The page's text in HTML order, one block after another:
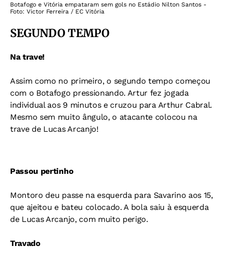
Botafogo e Vitória empataram sem gols no Estádio Nilton Santos -
Foto: Victor Ferreira / EC Vitória
SEGUNDO TEMPO
Na trave!
Assim como no primeiro, o segundo tempo começou
com o Botafogo pressionando. Artur fez jogada
individual aos 9 minutos e cruzou para Arthur Cabral.
Mesmo sem muito ângulo, o atacante colocou na
trave de Lucas Arcanjo!
Passou pertinho
Montoro deu passe na esquerda para Savarino aos 15,
que ajeitou e bateu colocado. A bola saiu à esquerda
de Lucas Arcanjo, com muito perigo.
Travado